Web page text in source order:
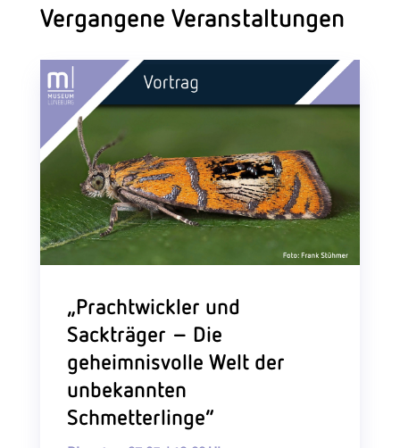
Vergangene Veranstaltungen
„Prachtwickler und
Sackträger – Die
geheimnisvolle Welt der
unbekannten
Schmetterlinge“